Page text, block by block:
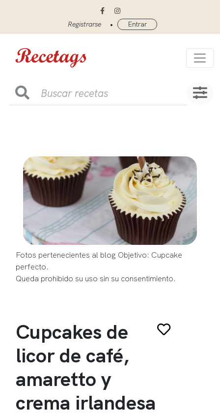
Registrarse • Entrar
Fotos pertenecientes al blog Objetivo: Cupcake
perfecto.
Queda prohibido su uso sin su consentimiento.
Cupcakes de
licor de café,
amaretto y
crema irlandesa